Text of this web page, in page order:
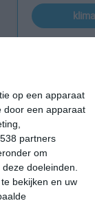
op een apparaat
door een apparaat
partners
om
doeleinden.
bekijken en uw
Het weer is
reizen. Wil
maanden zijn
Op basis van